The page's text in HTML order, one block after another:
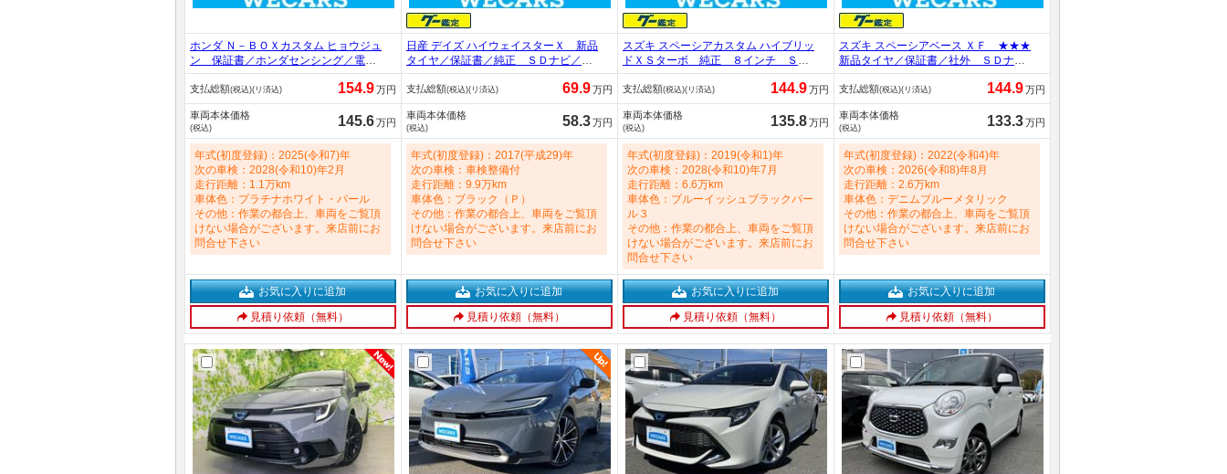
ホンダ Ｎ－ＢＯＸカスタム ヒョウジュ
ン 保証書／ホンダセンシング／電動
スライドドア／シートヒーター 前席
／車線逸脱防止支援システム／ヘッド
ランプ ＬＥＤ／ＥＢＤ付ＡＢＳ／横
滑り防止装置／アイドリングストップ
／禁煙車／エアバッグ サイド 660cc
日産 デイズ ハイウェイスターＸ 新品
タイヤ／保証書／純正 ＳＤナビ／エ
マージェンシーブレーキ／ヘッドラン
プ ＨＩＤ／Ｂｌｕｅｔｏｏｔｈ接続
／ＥＴＣ／ＥＢＤ付ＡＢＳ／横滑り防
止装置／アイドリングストップ／バッ
クモニター 660cc
スズキ スペーシアカスタム ハイブリッ
ドＸＳターボ 純正 ８インチ ＳＤ
ナビ／デュアルカメラブレーキサポー
ト（スズキ）／両側電動スライドドア
／シートヒーター 運転席／全方位モ
ニター用カメラ／シート ハーフレザ
ー／ドライブレコーダー 社外 660cc
スズキ スペーシアベース ＸＦ ★★★
新品タイヤ／保証書／社外 ＳＤナビ
／デュアルカメラブレーキサポート
（スズキ）／電動スライドドア／シー
トヒーター 前席／車線逸脱防止支援
システム／ヘッドランプ ＬＥＤ／Ｕ
ＳＢジャック 660cc
支払総額(税込)(リ済込) 154.9万円 支払総額(税込)(リ済込) 69.9万円 支払総額(税込)(リ済込) 144.9万円 支払総額(税込)(リ済込) 144.9万円
車両本体価格
(税込) 145.6万円
車両本体価格
(税込) 58.3万円
車両本体価格
(税込) 135.8万円
車両本体価格
(税込) 133.3万円
年式(初度登録)：2025(令和7)年
次の車検：2028(令和10)年2月
走行距離：1.1万km
車体色：プラチナホワイト・パール
その他：作業の都合上、車両をご覧頂
けない場合がございます。来店前にお
問合せ下さい
年式(初度登録)：2017(平成29)年
次の車検：車検整備付
走行距離：9.9万km
車体色：ブラック（Ｐ）
その他：作業の都合上、車両をご覧頂
けない場合がございます。来店前にお
問合せ下さい
年式(初度登録)：2019(令和1)年
次の車検：2028(令和10)年7月
走行距離：6.6万km
車体色：ブルーイッシュブラックパー
ル３
その他：作業の都合上、車両をご覧頂
けない場合がございます。来店前にお
問合せ下さい
年式(初度登録)：2022(令和4)年
次の車検：2026(令和8)年8月
走行距離：2.6万km
車体色：デニムブルーメタリック
その他：作業の都合上、車両をご覧頂
けない場合がございます。来店前にお
問合せ下さい
お気に入りに追加
見積り依頼（無料）
お気に入りに追加
見積り依頼（無料）
お気に入りに追加
見積り依頼（無料）
お気に入りに追加
見積り依頼（無料）